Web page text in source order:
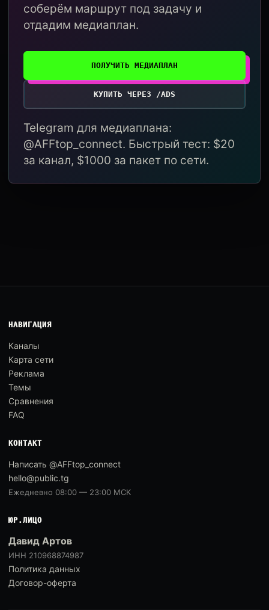
соберём маршрут под задачу и
отдадим медиаплан.
ПОЛУЧИТЬ МЕДИАПЛАН
КУПИТЬ ЧЕРЕЗ /ADS
Telegram для медиаплана:
@AFFtop_connect. Быстрый тест: $20
за канал, $1000 за пакет по сети.
НАВИГАЦИЯ
Каналы
Карта сети
Реклама
Темы
Сравнения
FAQ
КОНТАКТ
Написать @AFFtop_connect
hello@public.tg
Ежедневно 08:00 — 23:00 МСК
ЮР.ЛИЦО
Давид Артов
ИНН 210968874987
Политика данных
Договор-оферта